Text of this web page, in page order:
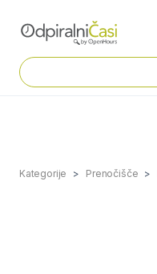
Kategorije Prenočišče